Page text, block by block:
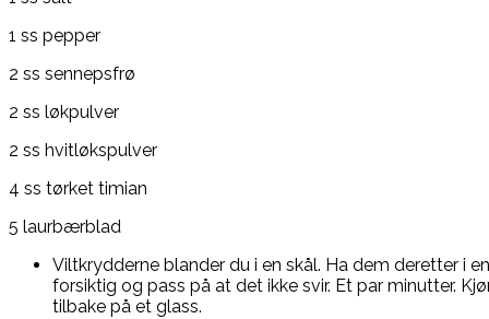
1 ss pepper
2 ss sennepsfrø
2 ss løkpulver
2 ss hvitløkspulver
4 ss tørket timian
5 laurbærblad
Viltkrydderne blander du i en skål. Ha dem deretter i
forsiktig og pass på at det ikke svir. Et par minutter.
tilbake på et glass.